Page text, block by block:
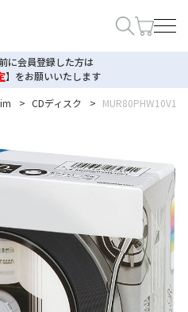
に会員登録した方は
】 をお願いいたします
> CDディスク > MUR80PHW10V1